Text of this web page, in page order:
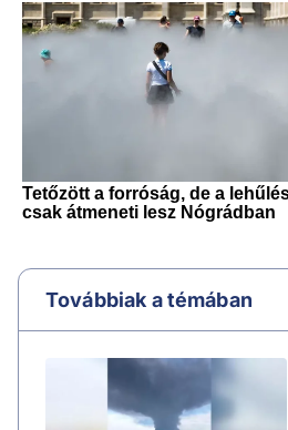
Továbbiak a témában